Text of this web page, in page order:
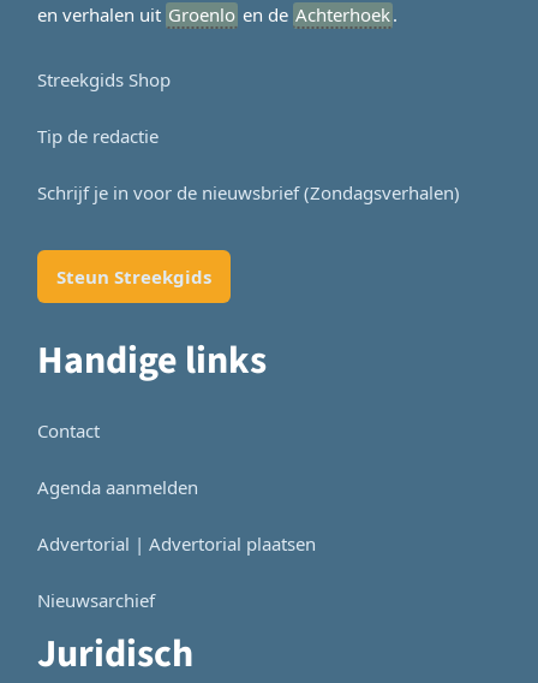
en verhalen uit Groenlo en de Achterhoek.
Streekgids Shop
Tip de redactie
Schrijf je in voor de nieuwsbrief (Zondagsverhalen)
Steun Streekgids
Handige links
Contact
Agenda aanmelden
Advertorial | Advertorial plaatsen
Nieuwsarchief
Juridisch